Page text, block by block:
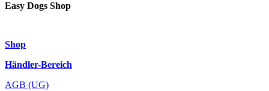
Easy Dogs Shop
Shop
Händler-Bereich
AGB (UG)